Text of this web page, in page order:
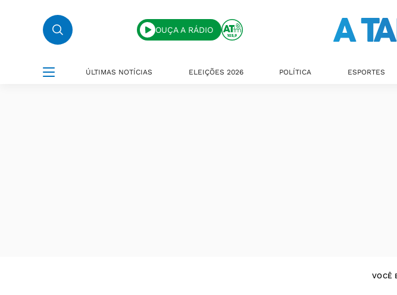
OUÇA A RÁDIO
ÚLTIMAS NOTÍCIAS ELEIÇÕES 2026 POLÍTICA ESPORTES
VOCÊ